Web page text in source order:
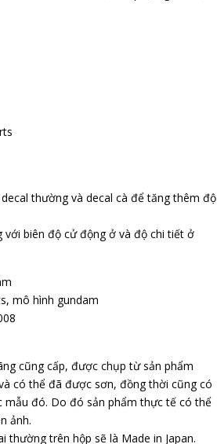
thường và decal cà để tăng thêm độ
với biên độ cử động ở và độ chi tiết ở
mô hình gundam
cũng cấp, được chụp từ sản phẩm
có thể đã được sơn, đồng thời cũng có
mẫu đó. Do đó sản phẩm thực tế có thể
ảnh.
thường trên hộp sẽ là Made in Japan.